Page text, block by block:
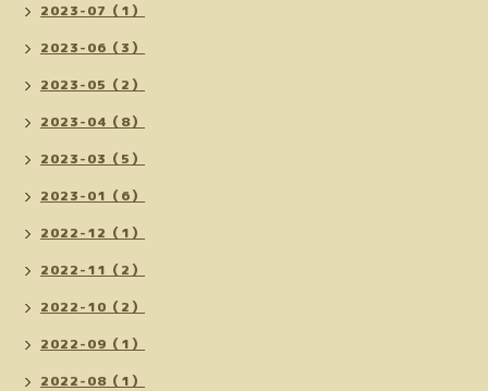
2023-07（1）
2023-06（3）
2023-05（2）
2023-04（8）
2023-03（5）
2023-01（6）
2022-12（1）
2022-11（2）
2022-10（2）
2022-09（1）
2022-08（1）